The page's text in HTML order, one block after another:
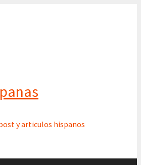
y articulos hispanos